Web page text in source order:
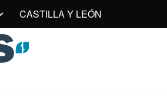
CASTILLA Y LEÓN